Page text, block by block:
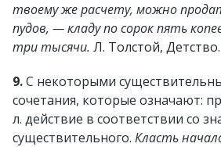
твоему же расчету, можно
пудов, — кладу по сорок пять
три тысячи. Л. Толстой, Детство.
9.С некоторыми
сочетания, которые означают:
л. действие в соответствии со
существительного. Класть